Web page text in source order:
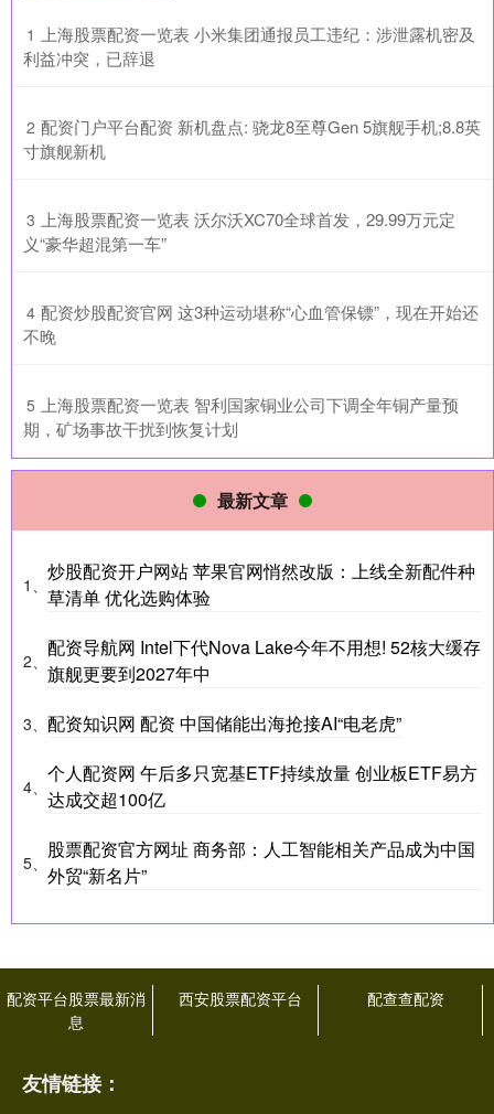
1 ​上海股票配资一览表 小米集团通报员工违纪：涉泄露机密及
利益冲突，已辞退
2 ​配资门户平台配资 新机盘点: 骁龙8至尊Gen 5旗舰手机;8.8英
寸旗舰新机
3 ​上海股票配资一览表 沃尔沃XC70全球首发，29.99万元定
义“豪华超混第一车”
4 ​配资炒股配资官网 这3种运动堪称“心血管保镖”，现在开始还
不晚
5 ​上海股票配资一览表 智利国家铜业公司下调全年铜产量预
期，矿场事故干扰到恢复计划
最新文章
1、
炒股配资开户网站 苹果官网悄然改版：上线全新配件种
草清单 优化选购体验
2、
配资导航网 Intel下代Nova Lake今年不用想! 52核大缓存
旗舰更要到2027年中
3、 配资知识网 配资 中国储能出海抢接AI“电老虎”
4、
个人配资网 午后多只宽基ETF持续放量 创业板ETF易方
达成交超100亿
5、
股票配资官方网址 商务部：人工智能相关产品成为中国
外贸“新名片”
配资平台股票最新消
息
西安股票配资平台 配查查配资
友情链接：